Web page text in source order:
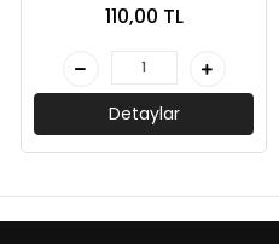
110,00 TL
Detaylar